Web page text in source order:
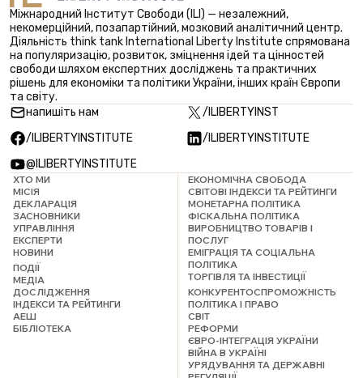
Міжнародний Інститут Свободи (ILI) — незалежний,
некомерційний, позапартійний, мозковий аналітичний центр.
Діяльність think tank International Liberty Institute спрямована
на популяризацію, розвиток, зміцнення ідей та цінностей
свободи шляхом експертних досліджень та практичних
рішень для економіки та політики України, інших країн Європи
та світу.
напишіть нам
/ILIBERTYINST
/ILIBERTYINSTITUTE
/ILIBERTYINSTITUTE
@ILIBERTYINSTITUTE
ХТО МИ
МІСІЯ
ДЕКЛАРАЦІЯ
ЗАСНОВНИКИ
УПРАВЛІННЯ
ЕКСПЕРТИ
НОВИНИ
ПОДІЇ
МЕДІА
ДОСЛІДЖЕННЯ
ІНДЕКСИ ТА РЕЙТИНГИ
АЕШ
БІБЛІОТЕКА
ЕКОНОМІЧНА СВОБОДА
СВІТОВІ ІНДЕКСИ ТА РЕЙТИНГИ
МОНЕТАРНА ПОЛІТИКА
ФІСКАЛЬНА ПОЛІТИКА
ВИРОБНИЦТВО ТОВАРІВ І
ПОСЛУГ
ЕМІГРАЦІЯ ТА СОЦІАЛЬНА
ПОЛІТИКА
ТОРГІВЛЯ ТА ІНВЕСТИЦІЇ
КОНКУРЕНТОСПРОМОЖНІСТЬ
ПОЛІТИКА І ПРАВО
СВІТ
РЕФОРМИ
ЄВРО-ІНТЕГРАЦІЯ УКРАЇНИ
ВІЙНА В УКРАЇНІ
УРЯДУВАННЯ ТА ДЕРЖАВНІ